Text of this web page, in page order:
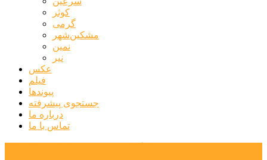
کوثر
گرمی
مشکین‌شهر
نمین
نیر
عکس
فیلم
پیوندها
جستجوی پیشرفته
درباره ما
تماس با ما